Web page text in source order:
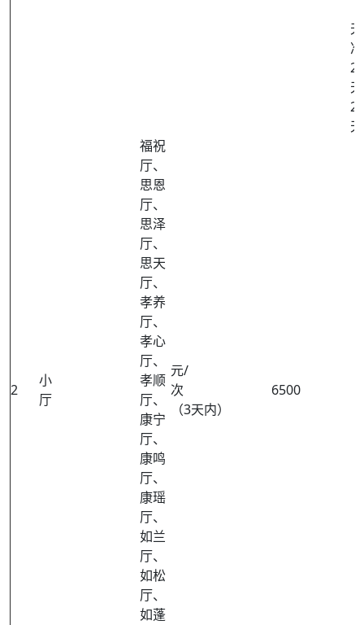
2
小
厅
福祝
厅、
思恩
厅、
思泽
厅、
思天
厅、
孝养
厅、
孝心
厅、
孝顺
厅、
康宁
厅、
康鸣
厅、
康瑶
厅、
如兰
厅、
如松
厅、
如蓬
元/
次
（3天内）
6500